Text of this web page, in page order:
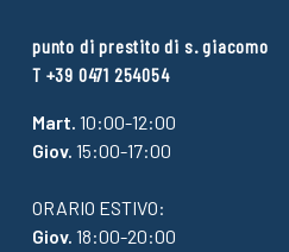
punto di prestito di s. giacomo
T +39 0471 254054
Mart. 10:00-12:00
Giov. 15:00-17:00
ORARIO ESTIVO:
Giov. 18:00-20:00